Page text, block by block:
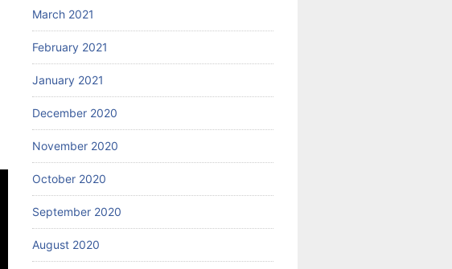
March 2021
February 2021
January 2021
December 2020
November 2020
October 2020
September 2020
August 2020